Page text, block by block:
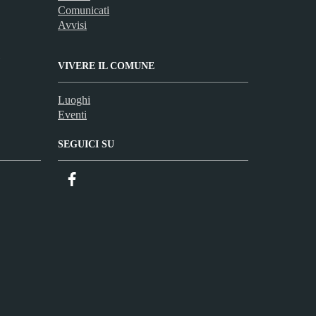
Comunicati
Avvisi
VIVERE IL COMUNE
Luoghi
Eventi
SEGUICI SU